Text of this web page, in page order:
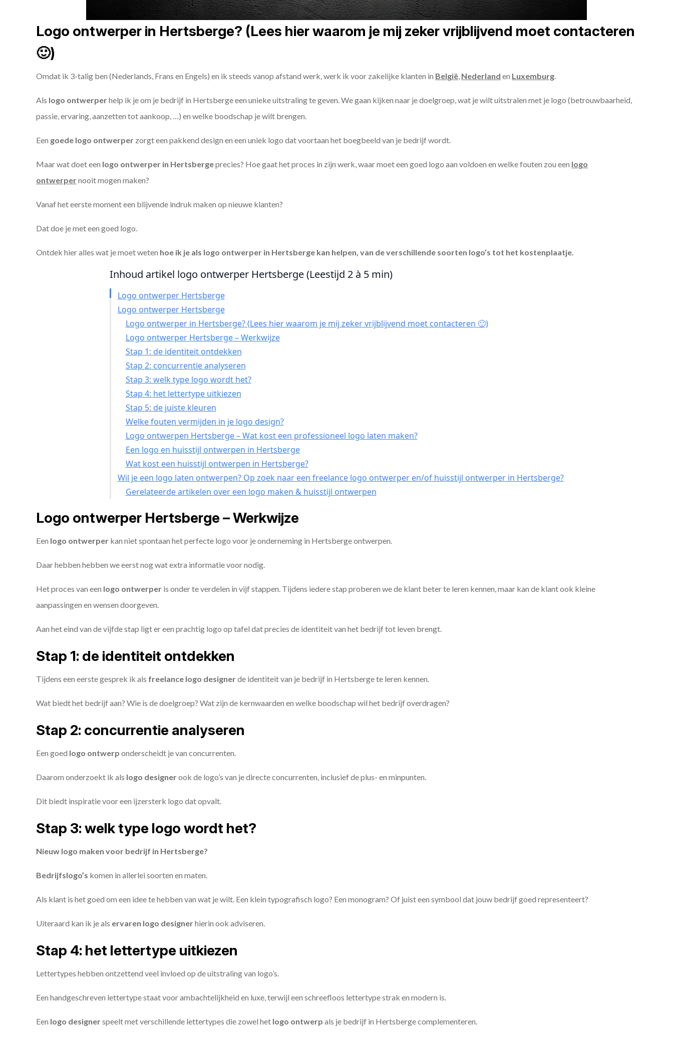
Logo ontwerper in Hertsberge? (Lees hier waarom je mij zeker vrijblijvend moet contacteren
🙂)
Omdat ik 3-talig ben (Nederlands, Frans en Engels) en ik steeds vanop afstand werk, werk ik voor zakelijke klanten in België, Nederland en Luxemburg.
Als logo ontwerperhelp ik je om je bedrijf in Hertsberge een unieke uitstraling te geven. We gaan kijken naar je doelgroep, wat je wilt uitstralen met je logo (betrouwbaarheid,
passie, ervaring, aanzetten tot aankoop, …) en welke boodschap je wilt brengen.
Een goede logo ontwerper zorgt een pakkend design en een uniek logo dat voortaan het boegbeeld van je bedrijf wordt.
Maar wat doet een logo ontwerper in Hertsbergeprecies? Hoe gaat het proces in zijn werk, waar moet een goed logo aan voldoen en welke fouten zou een logo
ontwerpernooit mogen maken?
Vanaf het eerste moment een blijvende indruk maken op nieuwe klanten?
Dat doe je met een goed logo.
Ontdek hier alles wat je moet weten hoe ik je als logo ontwerper in Hertsberge kan helpen, van de verschillende soorten logo’s tot het kostenplaatje.
Inhoud artikel logo ontwerper Hertsberge (Leestijd 2 à 5 min)
Logo ontwerper Hertsberge
Logo ontwerper Hertsberge
Logo ontwerper in Hertsberge? (Lees hier waarom je mij zeker vrijblijvend moet contacteren 🙂)
Logo ontwerper Hertsberge – Werkwijze
Stap 1: de identiteit ontdekken
Stap 2: concurrentie analyseren
Stap 3: welk type logo wordt het?
Stap 4: het lettertype uitkiezen
Stap 5: de juiste kleuren
Welke fouten vermijden in je logo design?
Logo ontwerpen Hertsberge – Wat kost een professioneel logo laten maken?
Een logo en huisstijl ontwerpen in Hertsberge
Wat kost een huisstijl ontwerpen in Hertsberge?
Wil je een logo laten ontwerpen? Op zoek naar een freelance logo ontwerper en/of huisstijl ontwerper in Hertsberge?
Gerelateerde artikelen over een logo maken & huisstijl ontwerpen
Logo ontwerper Hertsberge – Werkwijze
Een logo ontwerper kan niet spontaan het perfecte logo voor je onderneming in Hertsberge ontwerpen.
Daar hebben hebben we eerst nog wat extra informatie voor nodig.
Het proces van een logo ontwerper is onder te verdelen in vijf stappen. Tijdens iedere stap proberen we de klant beter te leren kennen, maar kan de klant ook kleine
aanpassingen en wensen doorgeven.
Aan het eind van de vijfde stap ligt er een prachtig logo op tafel dat precies de identiteit van het bedrijf tot leven brengt.
Stap 1: de identiteit ontdekken
Tijdens een eerste gesprek ik als freelance logo designerde identiteit van je bedrijf in Hertsberge te leren kennen.
Wat biedt het bedrijf aan? Wie is de doelgroep? Wat zijn de kernwaarden en welke boodschap wil het bedrijf overdragen?
Stap 2: concurrentie analyseren
Een goed logo ontwerp onderscheidt je van concurrenten.
Daarom onderzoekt ik als logo designerook de logo’s van je directe concurrenten, inclusief de plus- en minpunten.
Dit biedt inspiratie voor een ijzersterk logo dat opvalt.
Stap 3: welk type logo wordt het?
Nieuw logo maken voor bedrijf in Hertsberge?
Bedrijfslogo’s komen in allerlei soorten en maten.
Als klant is het goed om een idee te hebben van wat je wilt. Een klein typografisch logo? Een monogram? Of juist een symbool dat jouw bedrijf goed representeert?
Uiteraard kan ik je als ervaren logo designerhierin ook adviseren.
Stap 4: het lettertype uitkiezen
Lettertypes hebben ontzettend veel invloed op de uitstraling van logo’s.
Een handgeschreven lettertype staat voor ambachtelijkheid en luxe, terwijl een schreefloos lettertype strak en modern is.
Een logo designerspeelt met verschillende lettertypes die zowel het logo ontwerp als je bedrijf in Hertsberge complementeren.